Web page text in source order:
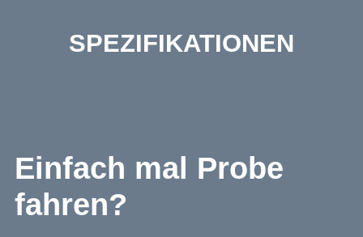
SPEZIFIKATIONEN
Einfach mal Probe
fahren?